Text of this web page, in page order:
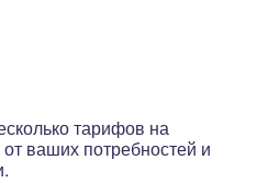
тарифов на
ваших потребностей и